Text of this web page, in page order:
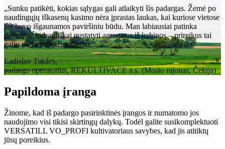
„Sunku patikėti, kokias sąlygas gali atlaikyti šis padargas. Žemė po
naudingųjų iškasenų kasimo nėra įprastas laukas, kai kuriose vietose
jos buvo išgaunamos paviršiniu būdu. Man labiausiai patinka
galimybė hidrauliškai nustatyti agregatus iš kabinos – prireikus tai
galiu padaryti važiuodamas.“
Ladislav Takács,
padargo operatorius, REKULTIVACE a.s. (Mosto rajonas, Čekija)
Papildoma įranga
Žinome, kad iš padargo pasirinktinės įrangos ir numatomo jos
naudojimo visi tikisi skirtingų dalykų. Todėl galite susikomplektuoti
VERSATILL VO_PROFI kultivatoriaus savybes, kad jis atitiktų
jūsų poreikius.